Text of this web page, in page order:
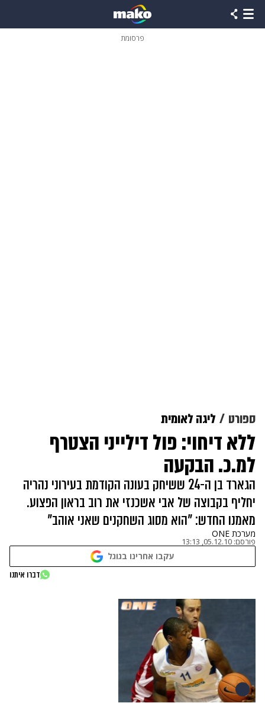
פרסומת
ספורט ליגה לאומית
ללא דיחוי: פול דילייני הצטרף
למ.כ. הבקעה
הגארד בן ה-24 ששיחק בעונה הקודמת בעירוני נהריה
יחליף בקבוצה של אבי אשכנזי את רוב בראון הפצוע.
מאמנו החדש: "הוא מסוג השחקנים שאני אוהב"
מערכת ONE
פורסם: 05.12.10, 13:13
עקבו אחרינו בגוגל
דברו איתנו